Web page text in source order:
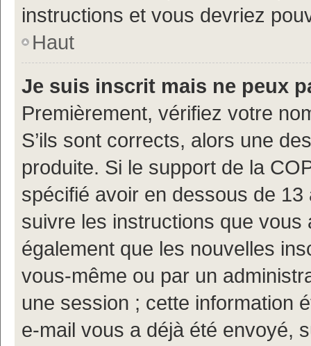
instructions et vous devriez
Haut
Je suis inscrit mais ne peux
Premièrement, vérifiez votre
S’ils sont corrects, alors une
produite. Si le support de la
spécifié avoir en dessous de
suivre les instructions que
également que les nouvelles
vous-même ou par un
une session ; cette information
e-mail vous a déjà été envoyé,